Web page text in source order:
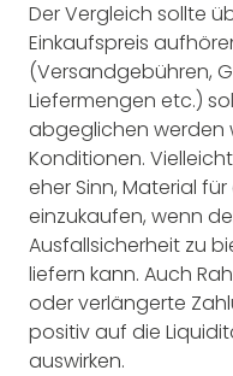
Der Vergleich sollte
Einkaufspreis
(Versandgebühren,
Liefermengen etc.)
abgeglichen werden
Konditionen.
eher Sinn, Material
einzukaufen, wenn
Ausfallsicherheit zu
liefern kann. Auch
oder verlängerte
positiv auf die
auswirken.